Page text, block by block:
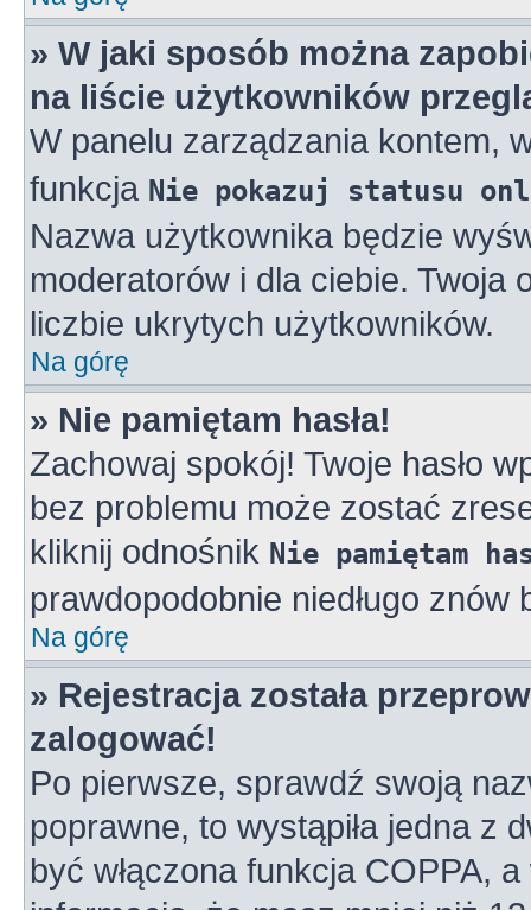
» W jaki sposób można
na liście użytkowników
W panelu zarządzania kontem,
funkcja Nie pokazuj statusu
Nazwa użytkownika będzie
moderatorów i dla ciebie. Twoja
liczbie ukrytych użytkowników.
Na górę
» Nie pamiętam hasła!
Zachowaj spokój! Twoje hasło
bez problemu może zostać
kliknij odnośnik Nie pamiętam
prawdopodobnie niedługo
Na górę
» Rejestracja została
zalogować!
Po pierwsze, sprawdź swoją
poprawne, to wystąpiła jedna z
być włączona funkcja COPPA,